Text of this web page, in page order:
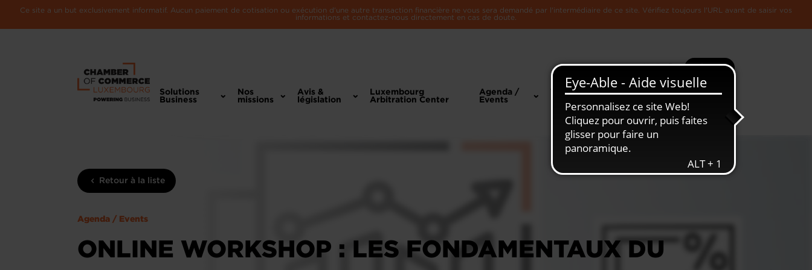
Ce site a un but exclusivement informatif. Aucun paiement de cotisation ou exécution d'une autre transaction financière ne vous sera demandé par l'intermédiaire de ce site. Vérifiez toujours l'URL avant de saisir vos
informations et contactez-nous directement en cas de doute.
Recherche Plus
Solutions
Business
Nos
missions
Avis &
législation
Luxembourg
Arbitration Center
Agenda /
Events
Toute
L'Economie
Retour à la liste
Agenda / Events
ONLINE WORKSHOP : LES FONDAMENTAUX DU